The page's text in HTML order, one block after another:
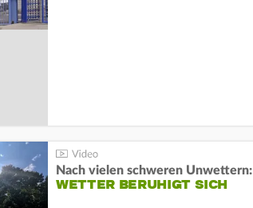
Nach vielen schweren Unwettern:
WETTER BERUHIGT SICH